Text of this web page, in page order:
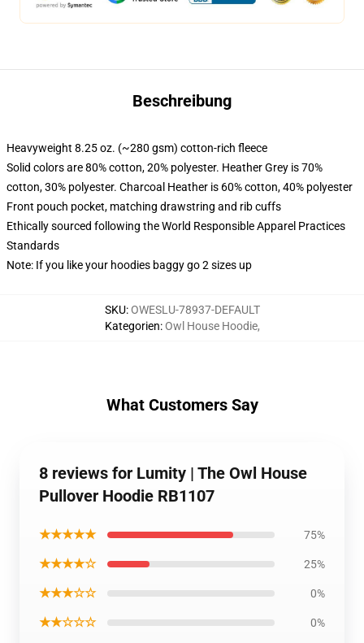
Beschreibung
Heavyweight 8.25 oz. (~280 gsm) cotton-rich fleece
Solid colors are 80% cotton, 20% polyester. Heather Grey is 70%
cotton, 30% polyester. Charcoal Heather is 60% cotton, 40% polyester
Front pouch pocket, matching drawstring and rib cuffs
Ethically sourced following the World Responsible Apparel Practices
Standards
Note: If you like your hoodies baggy go 2 sizes up
SKU:OWESLU-78937-DEFAULT
Kategorien:Owl House Hoodie,
What Customers Say
8 reviews for Lumity | The Owl House
Pullover Hoodie RB1107
★★★★★ 75%
★★★★☆ 25%
★★★☆☆ 0%
★★☆☆☆ 0%